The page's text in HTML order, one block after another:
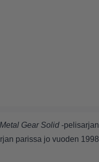
Metal Gear Solid -pelisarjan
parissa jo vuoden 1998